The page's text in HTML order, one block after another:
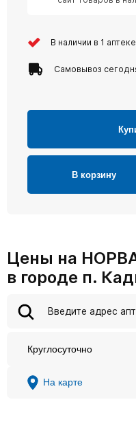
В наличии в 1 аптеке
Самовывоз
В корзину
Цены на
в городе п.
Круглосуточно
На карте